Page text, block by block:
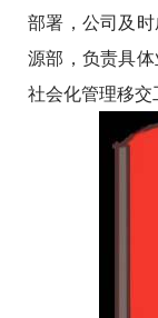
部署，公司及
源部，负责具
社会化管理移交